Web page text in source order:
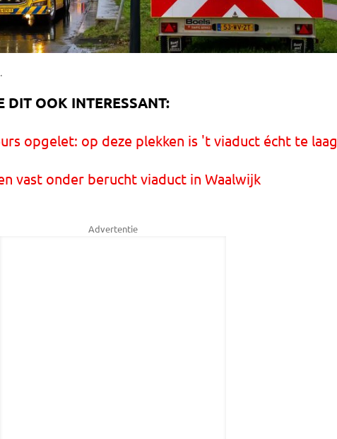
DIT OOK INTERESSANT:
opgelet: op deze plekken is 't viaduct écht te laag
vast onder berucht viaduct in Waalwijk
Advertentie